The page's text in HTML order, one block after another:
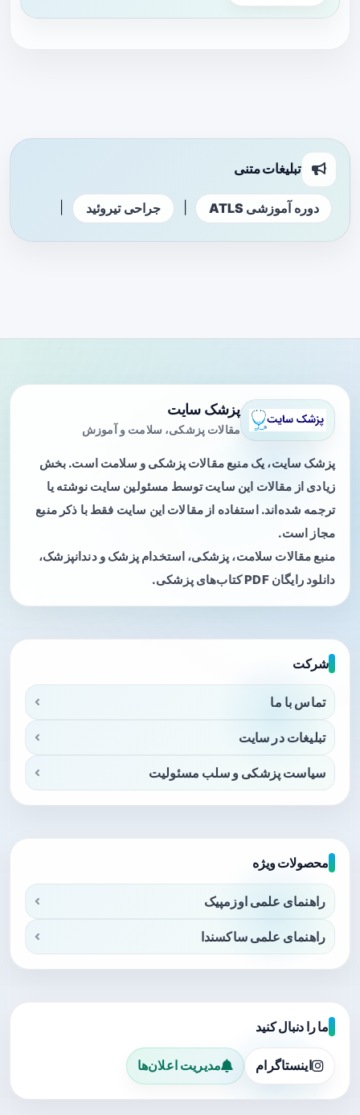
تبلیغات متنی
دوره آموزشی ATLS جراحی تیروئید
پزشک سایت
مقالات پزشکی، سلامت و آموزش
پزشک سایت، یک منبع مقالات پزشکی و سلامت است. بخش
زیادی از مقالات این سایت توسط مسئولین سایت نوشته یا
ترجمه شده‌اند. استفاده از مقالات این سایت فقط با ذکر منبع
مجاز است.
منبع مقالات سلامت، پزشکی، استخدام پزشک و دندانپزشک،
دانلود رایگان PDF کتاب‌های پزشکی.
شرکت
تماس با ما
تبلیغات در سایت
سیاست پزشکی و سلب مسئولیت
محصولات ویژه
راهنمای علمی اوزمپیک
راهنمای علمی ساکسندا
ما را دنبال کنید
اینستاگرام مدیریت اعلان‌ها